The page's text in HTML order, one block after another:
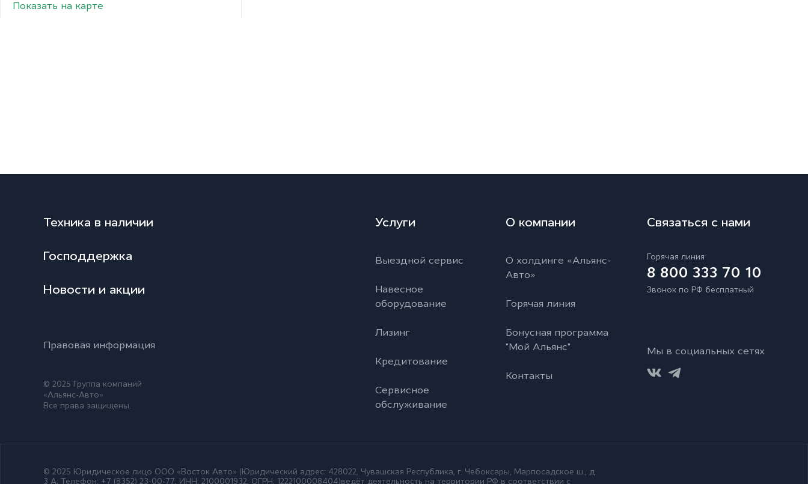
Показать на карте
Техника в наличии
Господдержка
Новости и акции
Правовая информация
© 2025 Группа компаний
«Альянс-Авто»
Все права защищены.
Услуги
Выездной сервис
Навесное
оборудование
Лизинг
Кредитование
Сервисное
обслуживание
О компании
О холдинге «Альянс-
Авто»
Горячая линия
Бонусная программа
"Мой Альянс"
Контакты
Связаться с нами
Горячая линия
8 800 333 70 10
Звонок по РФ бесплатный
Мы в социальных сетях
© 2025 Юридическое лицо ООО «Восток Авто» (Юридический адрес: 428022, Чувашская Республика, г. Чебоксары, Марпосадское ш., д.
3 А; Телефон: +7 (8352) 23-00-77; ИНН: 2100001932; ОГРН: 1222100008404)ведёт деятельность на территории РФ в соответствии с